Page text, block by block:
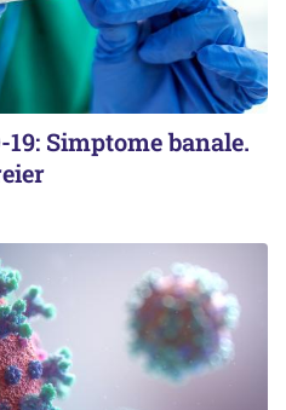
Simptome banale.